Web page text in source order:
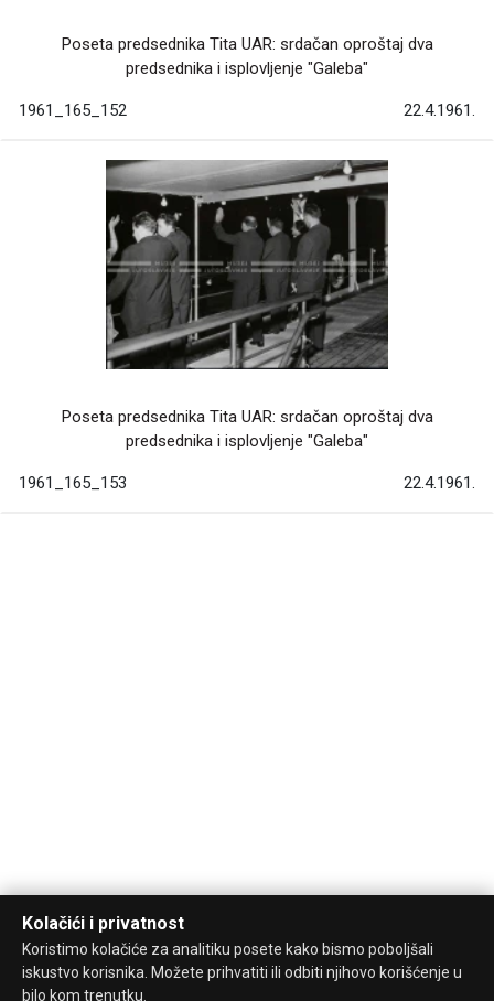
Poseta predsednika Tita UAR: srdačan oproštaj dva
predsednika i isplovljenje "Galeba"
1961_165_152 22.4.1961.
Poseta predsednika Tita UAR: srdačan oproštaj dva
predsednika i isplovljenje "Galeba"
1961_165_153 22.4.1961.
Kolačići i privatnost
Koristimo kolačiće za analitiku posete kako bismo poboljšali
iskustvo korisnika. Možete prihvatiti ili odbiti njihovo korišćenje u
bilo kom trenutku.